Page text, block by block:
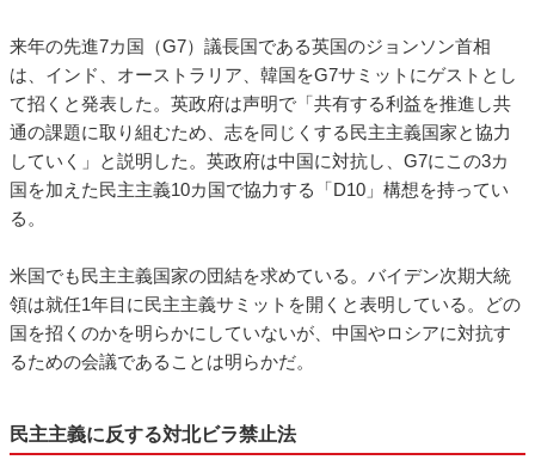
来年の先進7カ国（G7）議長国である英国のジョンソン首相
は、インド、オーストラリア、韓国をG7サミットにゲストとし
て招くと発表した。英政府は声明で「共有する利益を推進し共
通の課題に取り組むため、志を同じくする民主主義国家と協力
していく」と説明した。英政府は中国に対抗し、G7にこの3カ
国を加えた民主主義10カ国で協力する「D10」構想を持ってい
る。
米国でも民主主義国家の団結を求めている。バイデン次期大統
領は就任1年目に民主主義サミットを開くと表明している。どの
国を招くのかを明らかにしていないが、中国やロシアに対抗す
るための会議であることは明らかだ。
民主主義に反する対北ビラ禁止法